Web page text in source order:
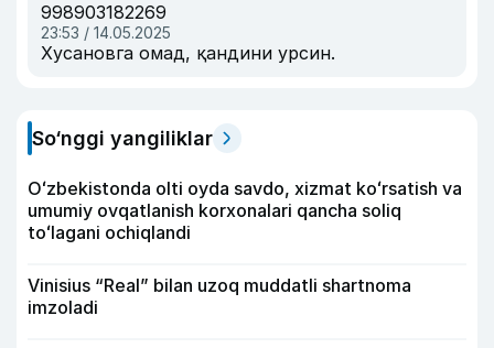
998903182269
23:53 / 14.05.2025
Хусановга омад, қандини урсин.
So‘nggi yangiliklar
Oʻzbekistonda olti oyda savdo, xizmat koʻrsatish va
umumiy ovqatlanish korxonalari qancha soliq
toʻlagani ochiqlandi
Vinisius “Real” bilan uzoq muddatli shartnoma
imzoladi